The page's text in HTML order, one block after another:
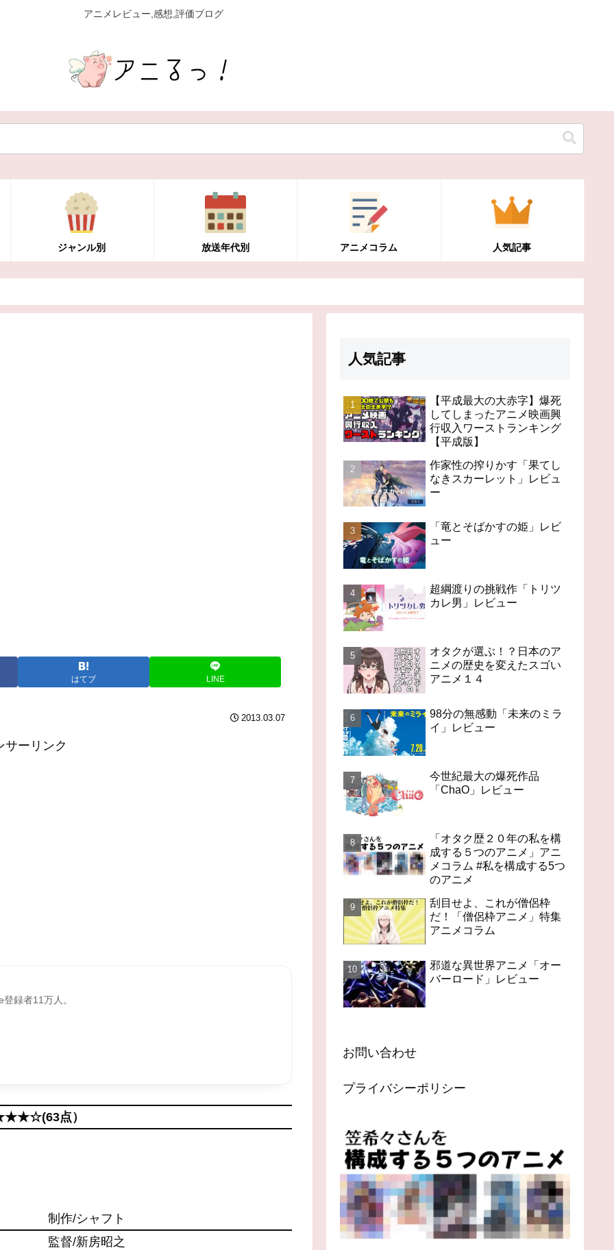
アニメレビュー,感想,評価ブログ
ジャンル別 放送年代別 アニメコラム 人気記事
はてブ LINE
2013.03.07
サーリンク
録者11万人。
点）
制作/シャフト
監督/新房昭之
人気記事
【平成最大の大赤字】爆死
してしまったアニメ映画興
行収入ワーストランキング
【平成版】
作家性の搾りかす「果てし
なきスカーレット」レビュ
ー
「竜とそばかすの姫」レビ
ュー
超綱渡りの挑戦作「トリツ
カレ男」レビュー
オタクが選ぶ！？日本のア
ニメの歴史を変えたスゴい
アニメ１４
98分の無感動「未来のミラ
イ」レビュー
今世紀最大の爆死作品
「ChaO」レビュー
「オタク歴２０年の私を構
成する５つのアニメ」アニ
メコラム #私を構成する5つ
のアニメ
刮目せよ、これが僧侶枠
だ！「僧侶枠アニメ」特集
アニメコラム
邪道な異世界アニメ「オー
バーロード」レビュー
お問い合わせ
プライバシーポリシー